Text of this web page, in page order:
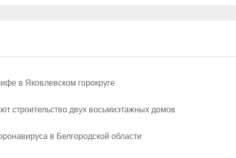
в Яковлевском горокруге
строительство двух восьмиэтажных домов
в Белгородской области